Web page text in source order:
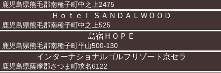
鹿児島県熊毛郡南種子町中之上2475
Ｈｏｔｅｌ ＳＡＮＤＡＬＷＯＯＤ
鹿児島県熊毛郡南種子町中之上525
島宿ＨＯＰＥ
鹿児島県熊毛郡南種子町平山500-130
インターナショナルゴルフリゾート京セラ
鹿児島県薩摩郡さつま町求名6122